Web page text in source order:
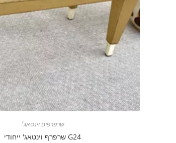
שרפרפים וינטאג׳
G24 שרפרף וינטאג' ייחודי